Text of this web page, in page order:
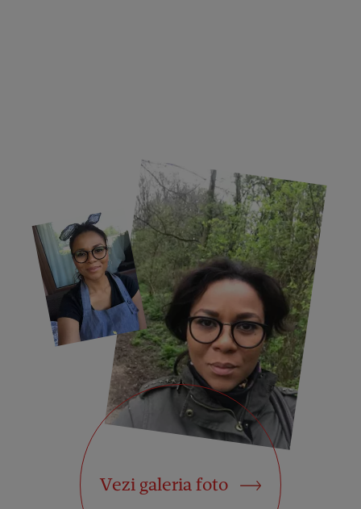
Vezi galeria foto